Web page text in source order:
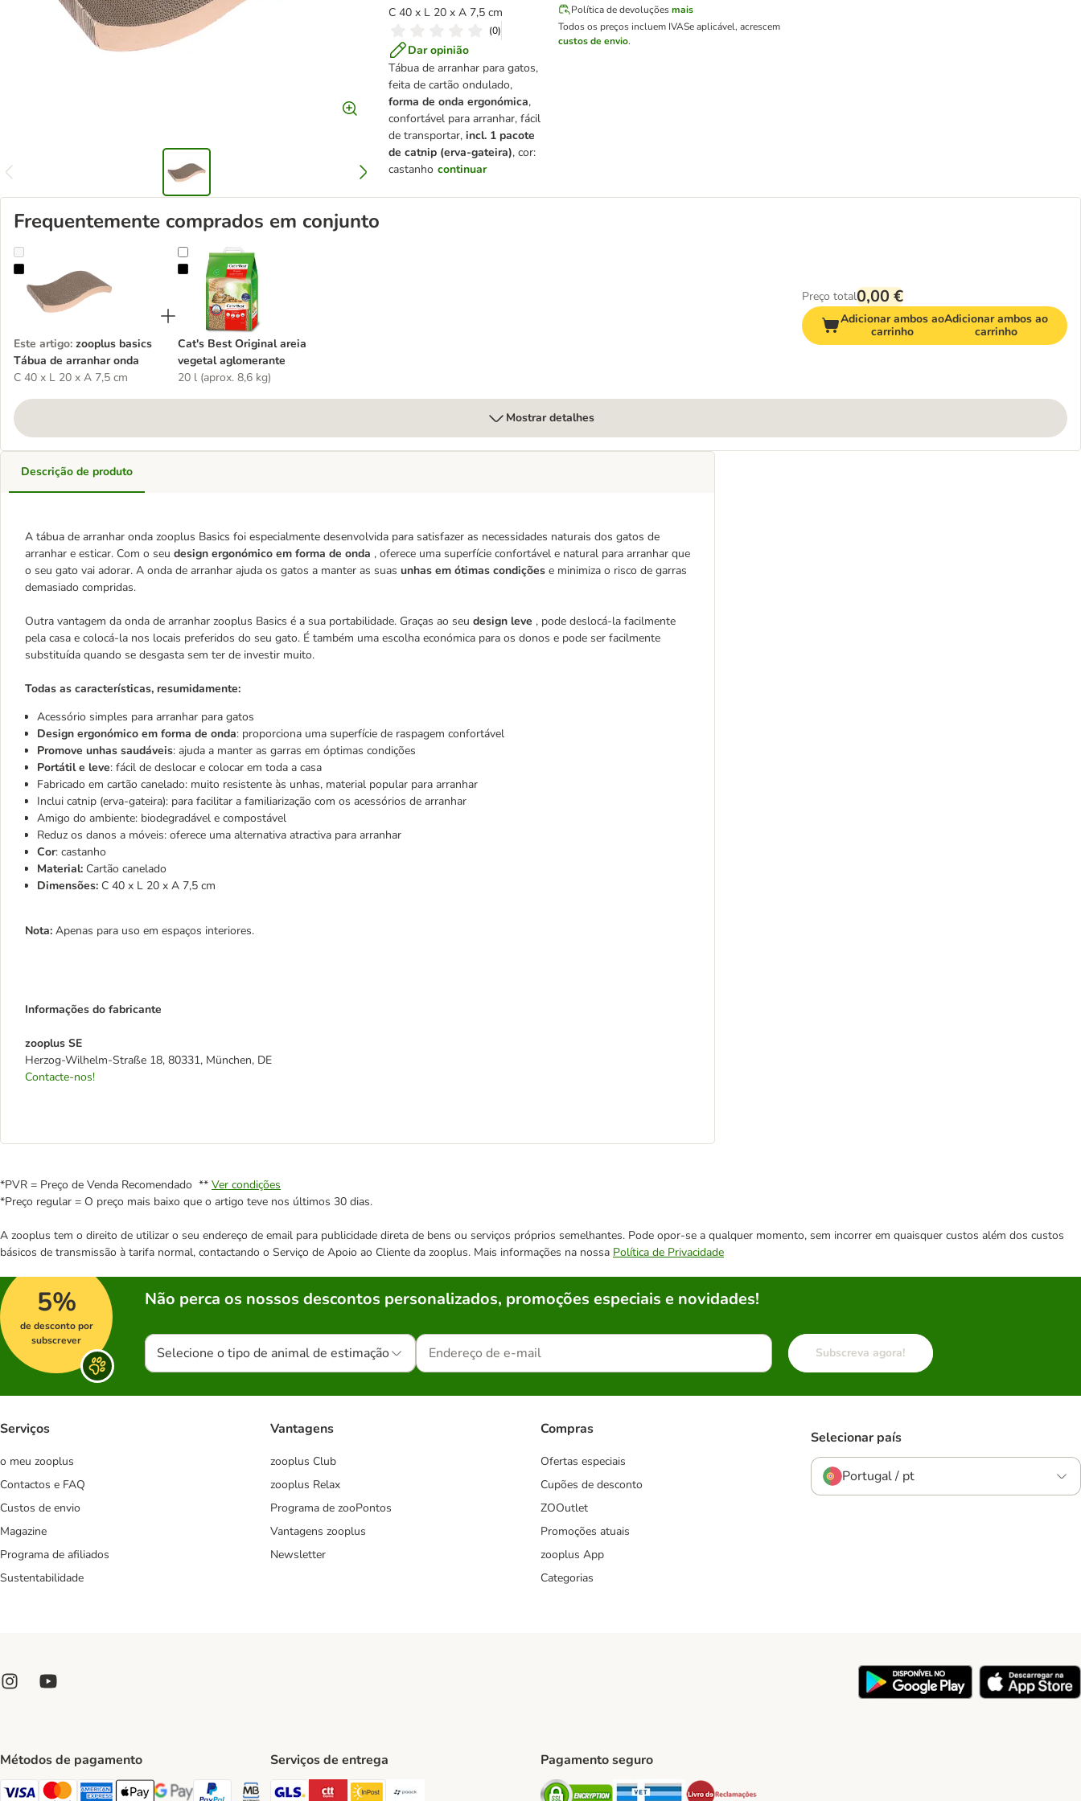
C 40 x L 20 x A 7,5 cm
(0)
Dar opinião
Tábua de arranhar para gatos,
feita de cartão ondulado,
forma de onda ergonómica,
confortável para arranhar, fácil
de transportar, incl. 1 pacote
de catnip (erva-gateira), cor:
castanho continuar
Política de devoluçõesmais
Todos os preços incluem IVASe aplicável, acrescem
custos de envio.
Frequentemente comprados em conjunto
zooplus basics Tábua de arranhar onda
Este artigo: zooplus basics
Tábua de arranhar onda
C 40 x L 20 x A 7,5 cm
Cat's Best Original areia vegetal aglomerante
Cat's Best Original areia
vegetal aglomerante
20 l (aprox. 8,6 kg)
Preço total0,00 €
Adicionar ambos ao
carrinho
Adicionar ambos ao
carrinho
Mostrar detalhes
Descrição de produto
A tábua de arranhar onda zooplus Basics foi especialmente desenvolvida para satisfazer as necessidades naturais dos gatos de
arranhar e esticar. Com o seu design ergonómico em forma de onda , oferece uma superfície confortável e natural para arranhar que
o seu gato vai adorar. A onda de arranhar ajuda os gatos a manter as suas unhas em ótimas condições e minimiza o risco de garras
demasiado compridas.
Outra vantagem da onda de arranhar zooplus Basics é a sua portabilidade. Graças ao seu design leve , pode deslocá-la facilmente
pela casa e colocá-la nos locais preferidos do seu gato. É também uma escolha económica para os donos e pode ser facilmente
substituída quando se desgasta sem ter de investir muito.
Todas as características, resumidamente:
Acessório simples para arranhar para gatos
Design ergonómico em forma de onda: proporciona uma superfície de raspagem confortável
Promove unhas saudáveis: ajuda a manter as garras em óptimas condições
Portátil e leve: fácil de deslocar e colocar em toda a casa
Fabricado em cartão canelado: muito resistente às unhas, material popular para arranhar
Inclui catnip (erva-gateira): para facilitar a familiarização com os acessórios de arranhar
Amigo do ambiente: biodegradável e compostável
Reduz os danos a móveis: oferece uma alternativa atractiva para arranhar
Cor: castanho
Material: Cartão canelado
Dimensões: C 40 x L 20 x A 7,5 cm
Nota: Apenas para uso em espaços interiores.
Informações do fabricante
zooplus SE
Herzog-Wilhelm-Straße 18, 80331, München, DE
Contacte-nos!
*PVR = Preço de Venda Recomendado ** Ver condições
*Preço regular = O preço mais baixo que o artigo teve nos últimos 30 dias.
A zooplus tem o direito de utilizar o seu endereço de email para publicidade direta de bens ou serviços próprios semelhantes. Pode opor-se a qualquer momento, sem incorrer em quaisquer custos além dos custos
básicos de transmissão à tarifa normal, contactando o Serviço de Apoio ao Cliente da zooplus. Mais informações na nossa Política de Privacidade
5%
de desconto por
subscrever
Não perca os nossos descontos personalizados, promoções especiais e novidades!
Selecione o tipo de animal de estimação Subscreva agora!
Serviços
o meu zooplus
Contactos e FAQ
Custos de envio
Magazine
Programa de afiliados
Sustentabilidade
Vantagens
zooplus Club
zooplus Relax
Programa de zooPontos
Vantagens zooplus
Newsletter
Compras
Ofertas especiais
Cupões de desconto
ZOOutlet
Promoções atuais
zooplus App
Categorias
Selecionar país
Portugal / pt
Métodos de pagamento Serviços de entrega
GLS Shipping Method
CTTExpress Shipping Method
InPost Shipping Method
Paack Shipping Method
Pagamento seguro
Security Security